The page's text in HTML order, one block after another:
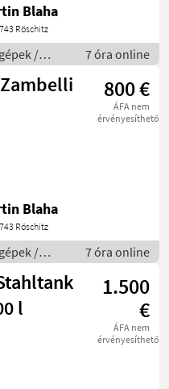
Blaha
Röschitz
/
7 óra online
800 €
ÁFA nem
érvényesíthető
Blaha
Röschitz
/
7 óra online
l
1.500
€
ÁFA nem
érvényesíthető